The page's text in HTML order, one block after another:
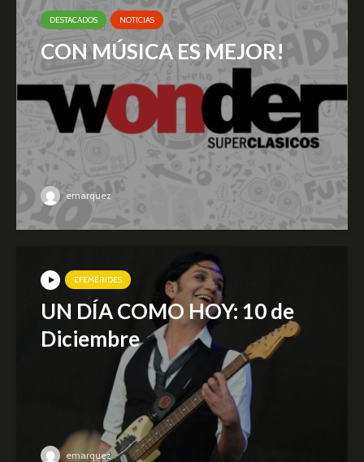
DESTACADOS NOTICIAS
CON MÚSICA ES MEJOR!
emarquez
EFEMÉRIDES
UN DÍA COMO HOY: 10 de
Diciembre
emarquez